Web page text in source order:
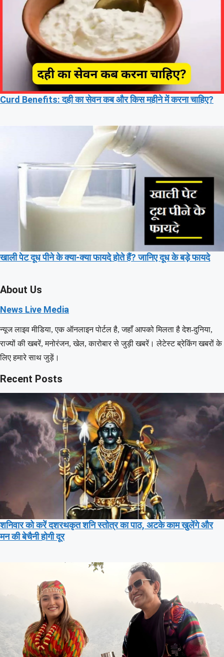
Curd Benefits: दही का सेवन कब और किस महीने में करना चाहिए?
खाली पेट दूध पीने के क्या-क्या फायदे होते हैं? जानिए दूध के बड़े फायदे
About Us
News Live Media
न्यूज लाइव मीडिया, एक ऑनलाइन पोर्टल है, जहाँ आपको मिलता है देश-दुनिया,
राज्यों की खबरें, मनोरंजन, खेल, कारोबार से जुड़ी खबरें। लेटेस्ट ब्रेकिंग खबरों के
लिए हमारे साथ जुड़ें।
Recent Posts
शनिवार को करें दशरथकृत शनि स्तोत्र का पाठ, अटके काम खुलेंगे और
मन की बेचैनी होगी दूर